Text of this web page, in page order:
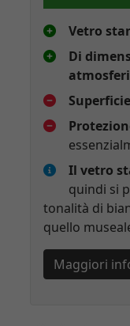
Vetro
Di
Il vetro
quindi si
tonalità di
quello
Maggiori